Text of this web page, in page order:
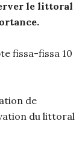
le littoral
fissa-fissa 10
de
du littoral